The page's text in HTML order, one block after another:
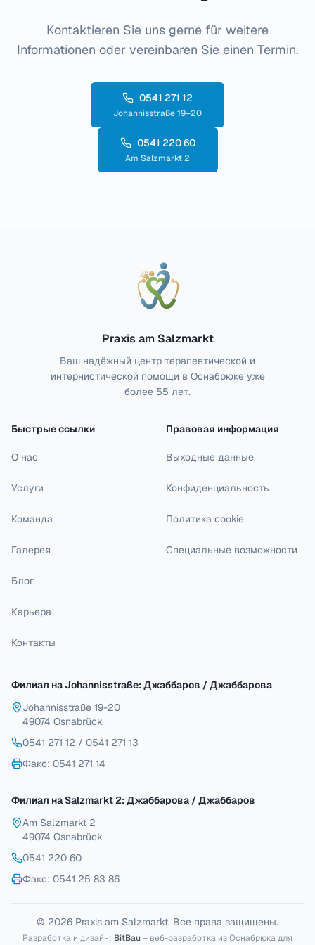
Kontaktieren Sie uns gerne für weitere
Informationen oder vereinbaren Sie einen Termin.
0541 271 12
Johannisstraße 19–20
0541 220 60
Am Salzmarkt 2
Praxis am Salzmarkt
Ваш надёжный центр терапевтической и
интернистической помощи в Оснабрюке уже
более 55 лет.
Быстрые ссылки
О нас
Услуги
Команда
Галерея
Блог
Карьера
Контакты
Правовая информация
Выходные данные
Конфиденциальность
Политика cookie
Специальные возможности
Филиал на Johannisstraße: Джаббаров / Джаббарова
Johannisstraße 19-20
49074 Osnabrück
0541 271 12 / 0541 271 13
Факс: 0541 271 14
Филиал на Salzmarkt 2: Джаббарова / Джаббаров
Am Salzmarkt 2
49074 Osnabrück
0541 220 60
Факс: 0541 25 83 86
© 2026 Praxis am Salzmarkt. Все права защищены.
Разработка и дизайн: BitBau– веб-разработка из Оснабрюка для